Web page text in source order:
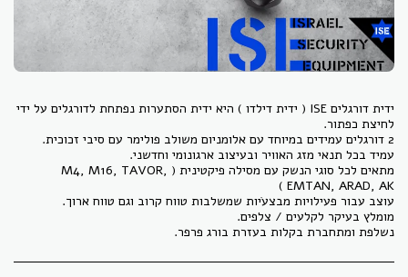
ידית דורגלים ISE ( ידית דילדו ) היא ידית הסתערות נפתחת לדורגלים על ידי
מתאים לכל סוגי הנשק עם מסילה פיקטינית ( M4, M16, TAVOR,
נשלפת ומתחברת בקלות בעזרת בורג פרפר.